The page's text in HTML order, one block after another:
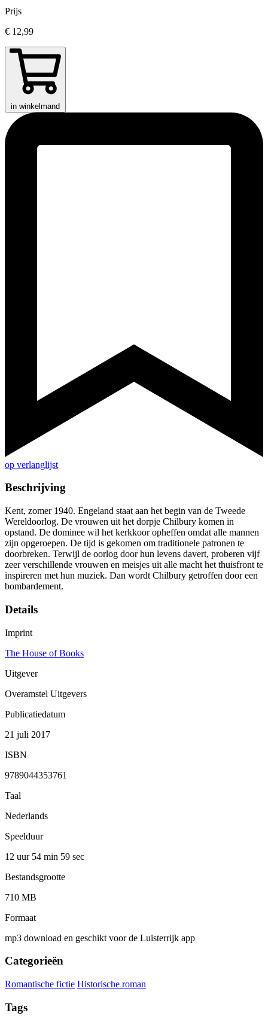
Prijs
€ 12,99
in winkelmand
op verlanglijst
Beschrijving
Kent, zomer 1940. Engeland staat aan het begin van de Tweede
Wereldoorlog. De vrouwen uit het dorpje Chilbury komen in
opstand. De dominee wil het kerkkoor opheffen omdat alle mannen
zijn opgeroepen. De tijd is gekomen om traditionele patronen te
doorbreken. Terwijl de oorlog door hun levens davert, proberen vijf
zeer verschillende vrouwen en meisjes uit alle macht het thuisfront te
inspireren met hun muziek. Dan wordt Chilbury getroffen door een
bombardement.
Details
Imprint
The House of Books
Uitgever
Overamstel Uitgevers
Publicatiedatum
21 juli 2017
ISBN
9789044353761
Taal
Nederlands
Speelduur
12 uur 54 min 59 sec
Bestandsgrootte
710 MB
Formaat
mp3 download en geschikt voor de Luisterrijk app
Categorieën
Romantische fictie Historische roman
Tags